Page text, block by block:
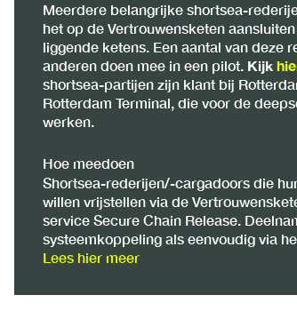
Meerdere belangrijke shortsea-
het op de Vertrouwensketen
liggende ketens. Een aantal van deze
anderen doen mee in een pilot. Kijk
shortsea-partijen zijn klant bij
Rotterdam Terminal, die voor de
werken.
Hoe meedoen
Shortsea-rederijen/-cargadoors die
willen vrijstellen via de
service Secure Chain Release.
systeemkoppeling als eenvoudig via
Lees hier meer